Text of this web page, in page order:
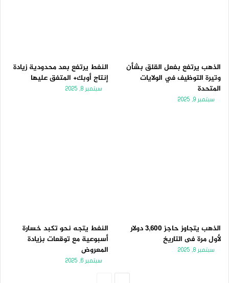
الذهب يرتفع بفعل القلق بشأن
وتيرة التوظيف في الولايات
المتحدة
سبتمبر 9, 2025
النفط يرتفع بعد محدودية زيادة
إنتاج أوبك+ المتفق عليها
سبتمبر 8, 2025
الذهب يتجاوز حاجز 3,600 دولار
لأول مرة فى التاريخ
سبتمبر 8, 2025
النفط يتجه نحو تكبد خسارة
أسبوعية مع توقعات بزيادة
المعروض
سبتمبر 6, 2025